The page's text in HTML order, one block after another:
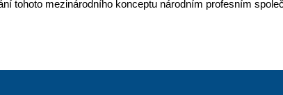
tohoto mezinárodního konceptu národním profesním